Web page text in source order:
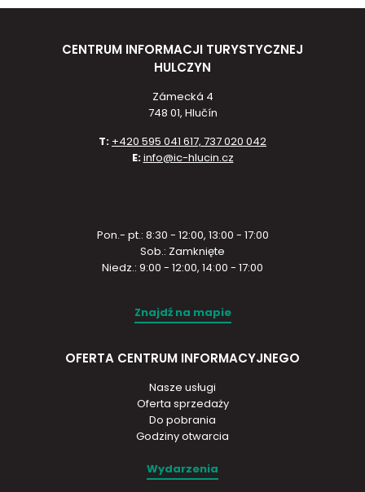
CENTRUM INFORMACJI TURYSTYCZNEJ
HULCZYN
Zámecká 4
748 01, Hlučín
T: +420 595 041 617, 737 020 042
E:info@ic-hlucin.cz
Pon.- pt.: 8:30 - 12:00, 13:00 - 17:00
Sob.: Zamknięte
Niedz.: 9:00 - 12:00, 14:00 - 17:00
Znajdź na mapie
OFERTA CENTRUM INFORMACYJNEGO
Nasze usługi
Oferta sprzedaży
Do pobrania
Godziny otwarcia
Wydarzenia